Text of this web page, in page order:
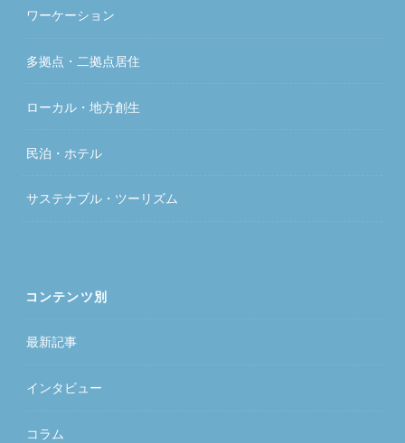
ワーケーション
多拠点・二拠点居住
ローカル・地方創生
民泊・ホテル
サステナブル・ツーリズム
コンテンツ別
最新記事
インタビュー
コラム